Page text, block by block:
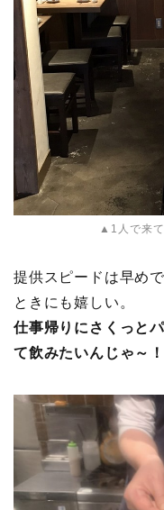
▲1人で来
提供スピードは早め
ときにも嬉しい。
仕事帰りにさくっと
て飲みたいんじゃ～